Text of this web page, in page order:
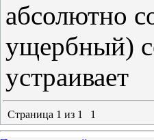
абсолютно
ущербный)
устраивает
Страница 1 из 1 1